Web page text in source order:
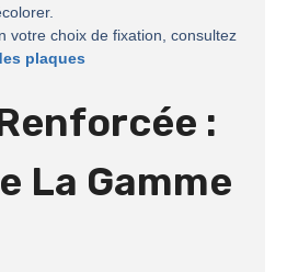
votre choix de fixation, consultez
plaques
:
La Gamme